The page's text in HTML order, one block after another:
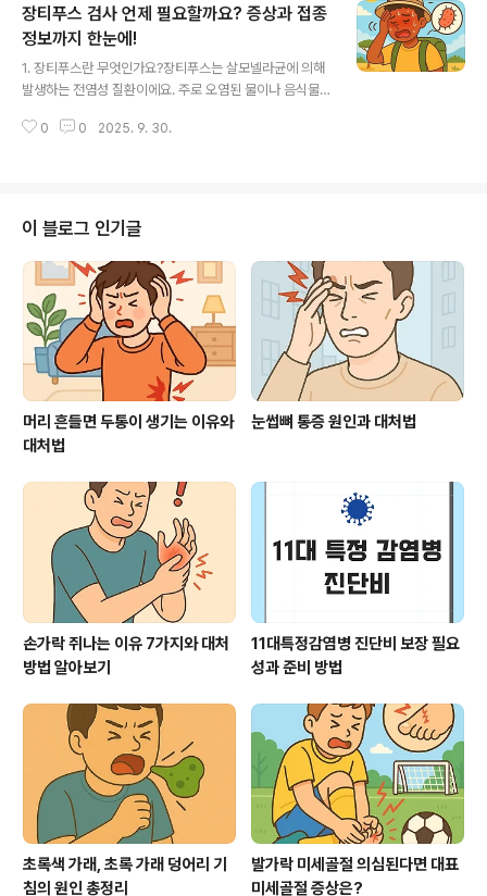
2. 난소암 전조증상, 이런 신호를 주의하세요복부 팽만감:
평소보다 배가 쉽게 부풀고 더부룩한 느낌이 지속돼요.잦
은 소화불량: 위장 문제로 착각하기 쉬운 증상이지만 난소
암 전조증상 중 하나예요.소변이 자주 마려움: 방광이 압박
증: 복부 깊숙한 곳의 묵직한 통증도 무시해서는 안 돼요.
장티푸스 검사 언제 필요할까요? 증상과 접종
정보까지 한눈에!
1. 장티푸스란 무엇인가요?장티푸스는 살모넬라균에 의해
발생하는 전염성 질환이에요. 주로 오염된 물이나 음식물
주 발생해요.감염 초기에는 일반적인 감기처럼 보일 수 있
통, 식욕부진으로 시작돼요. 이 때문에 일반 감기나 장염으
로 오해하는 경우도 많아요.특히 고열은 39~40도 이상까
지 올라가며, 열이 지속되는 것이 특징이에요.피로감과 근
육통도 흔한 장티푸스 증상 중 하나이며, 간혹 발진이나 설
사가 동반되기도 해요.위와 같은 장티푸스 증상이 나타날
경우, 빠른 장티푸스 검사를 통해..
0 0 2025. 9. 30.
이 블로그 인기글
머리 흔들면 두통이 생기는 이유와
대처법
눈썹뼈 통증 원인과 대처법
손가락 쥐나는 이유 7가지와 대처
방법 알아보기
11대특정감염병 진단비 보장 필요
성과 준비 방법
초록색 가래, 초록 가래 덩어리 기
침의 원인 총정리
발가락 미세골절 의심된다면 대표
미세골절 증상은?